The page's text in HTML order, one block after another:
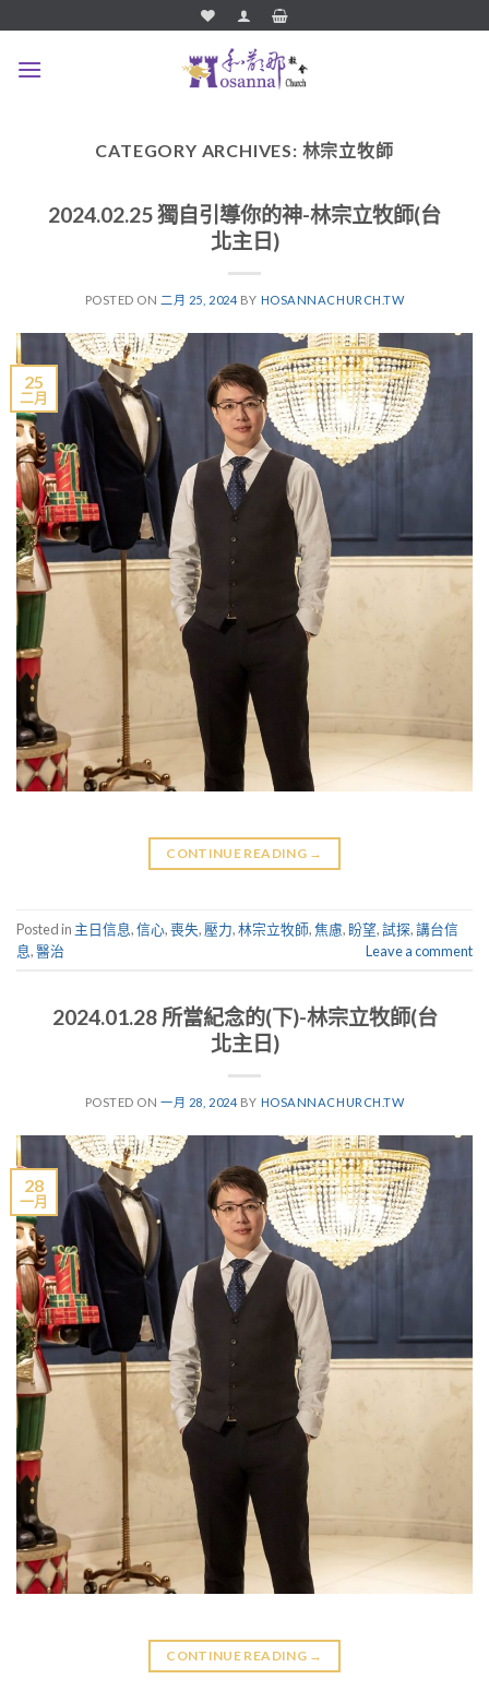
content
CATEGORY ARCHIVES: 林宗立牧師
2024.02.25 獨自引導你的神-林宗立牧師(台
北主日)
POSTED ON 二月 25, 2024 BY HOSANNACHURCH.TW
25
二月
CONTINUE READING →
Posted in 主日信息,信心,喪失, 壓力,林宗立牧師,焦慮, 盼望,試探,講台信
息,醫治 Leave a comment
2024.01.28 所當紀念的(下)-林宗立牧師(台
北主日)
POSTED ON一月 28, 2024 BY HOSANNACHURCH.TW
28
一月
CONTINUE READING →